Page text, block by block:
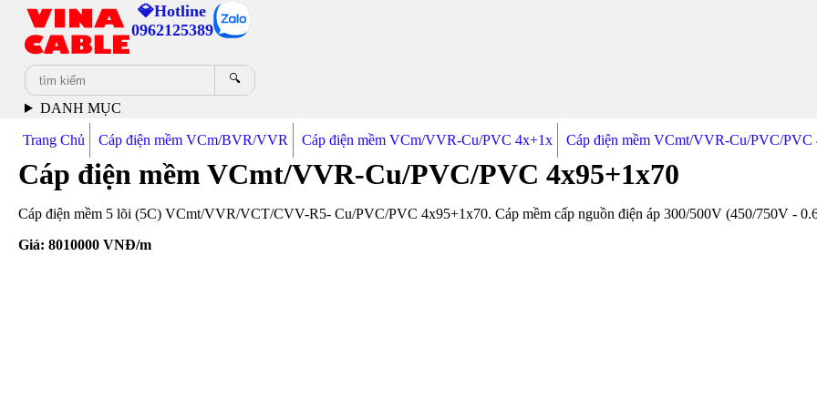
💎Hotline
0962125389
🔍
DANH MỤC
Trang Chủ Cáp điện mềm VCm/BVR/VVR Cáp điện mềm VCm/VVR-Cu/PVC 4x+1x Cáp điện mềm VCmt/VVR-Cu/PVC/PVC
Cáp điện mềm VCmt/VVR-Cu/PVC/PVC 4x95+1x70
Cáp điện mềm 5 lõi (5C) VCmt/VVR/VCT/CVV-R5- Cu/PVC/PVC 4x95+1x70. Cáp mềm cấp nguồn điện áp 300/500V (450/750V -
Giá:8010000 VNĐ/m